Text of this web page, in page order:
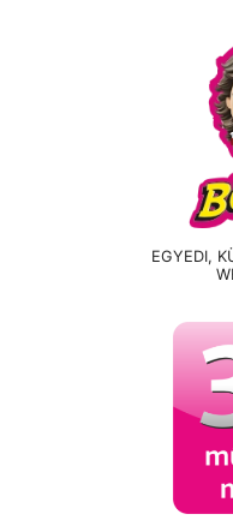
EGYEDI,